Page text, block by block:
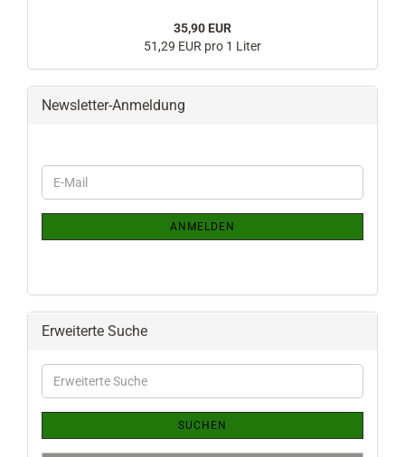
35,90 EUR
51,29 EUR pro 1 Liter
Newsletter-Anmeldung
ZUR
E-
Mail
ANMELDEN
Erweiterte Suche
Suche
SUCHEN